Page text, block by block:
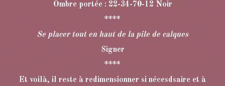
Ombre portée : 22-34-70-12 Noir
****
Se placer tout en haut de la pile de calques
Signer
****
Et voilà, il reste à redimensionner si nécesdsaire et à